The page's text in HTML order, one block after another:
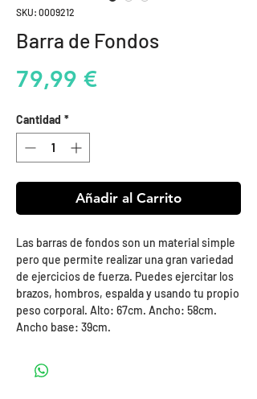
SKU: 0009212
Barra de Fondos
79,99 €Precio
Cantidad *
Añadir al Carrito
Las barras de fondos son un material simple
pero que permite realizar una gran variedad
de ejercicios de fuerza. Puedes ejercitar los
brazos, hombros, espalda y usando tu propio
peso corporal. Alto: 67cm. Ancho: 58cm.
Ancho base: 39cm.